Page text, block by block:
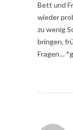
Bett und
wieder
zu wenig
bringen,
Fragen…